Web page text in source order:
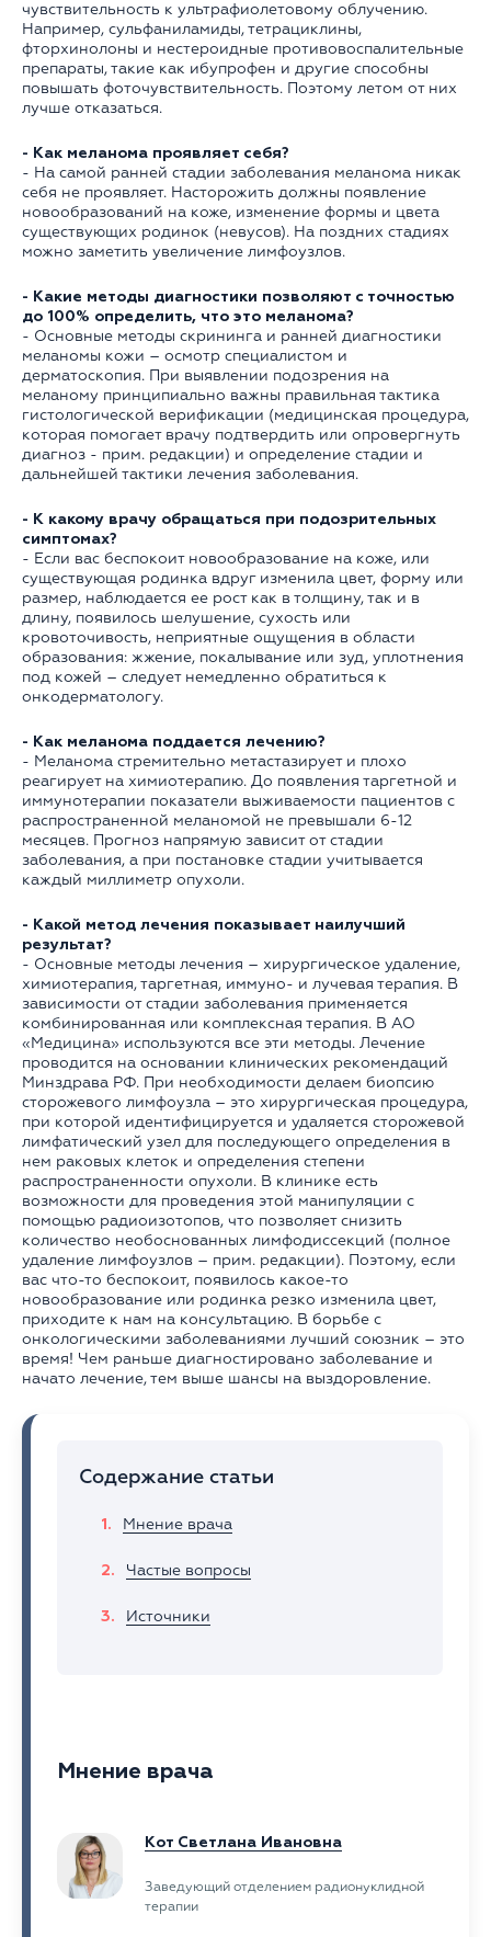
чувствительность к ультрафиолетовому облучению.
Например, сульфаниламиды, тетрациклины,
фторхинолоны и нестероидные противовоспалительные
препараты, такие как ибупрофен и другие способны
повышать фоточувствительность. Поэтому летом от них
лучше отказаться.
- Как меланома проявляет себя?
- На самой ранней стадии заболевания меланома никак
себя не проявляет. Насторожить должны появление
новообразований на коже, изменение формы и цвета
существующих родинок (невусов). На поздних стадиях
можно заметить увеличение лимфоузлов.
- Какие методы диагностики позволяют с точностью
до 100% определить, что это меланома?
- Основные методы скрининга и ранней диагностики
меланомы кожи – осмотр специалистом и
дерматоскопия. При выявлении подозрения на
меланому принципиально важны правильная тактика
гистологической верификации (медицинская процедура,
которая помогает врачу подтвердить или опровергнуть
диагноз - прим. редакции) и определение стадии и
дальнейшей тактики лечения заболевания.
- К какому врачу обращаться при подозрительных
симптомах?
- Если вас беспокоит новообразование на коже, или
существующая родинка вдруг изменила цвет, форму или
размер, наблюдается ее рост как в толщину, так и в
длину, появилось шелушение, сухость или
кровоточивость, неприятные ощущения в области
образования: жжение, покалывание или зуд, уплотнения
под кожей – следует немедленно обратиться к
онкодерматологу.
- Как меланома поддается лечению?
- Меланома стремительно метастазирует и плохо
реагирует на химиотерапию. До появления таргетной и
иммунотерапии показатели выживаемости пациентов с
распространенной меланомой не превышали 6-12
месяцев. Прогноз напрямую зависит от стадии
заболевания, а при постановке стадии учитывается
каждый миллиметр опухоли.
- Какой метод лечения показывает наилучший
результат?
- Основные методы лечения – хирургическое удаление,
химиотерапия, таргетная, иммуно- и лучевая терапия. В
зависимости от стадии заболевания применяется
комбинированная или комплексная терапия. В АО
«Медицина» используются все эти методы. Лечение
проводится на основании клинических рекомендаций
Минздрава РФ. При необходимости делаем биопсию
сторожевого лимфоузла – это хирургическая процедура,
при которой идентифицируется и удаляется сторожевой
лимфатический узел для последующего определения в
нем раковых клеток и определения степени
распространенности опухоли. В клинике есть
возможности для проведения этой манипуляции с
помощью радиоизотопов, что позволяет снизить
количество необоснованных лимфодиссекций (полное
удаление лимфоузлов – прим. редакции). Поэтому, если
вас что-то беспокоит, появилось какое-то
новообразование или родинка резко изменила цвет,
приходите к нам на консультацию. В борьбе с
онкологическими заболеваниями лучший союзник – это
время! Чем раньше диагностировано заболевание и
начато лечение, тем выше шансы на выздоровление.
Содержание статьи
Мнение врача
Частые вопросы
Источники
Мнение врача
Кот Светлана Ивановна
Заведующий отделением радионуклидной
терапии